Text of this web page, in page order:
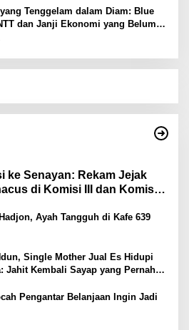
Tenggelam dalam Diam: Blue
dan Janji Ekonomi yang Belum
ke Senayan: Rekam Jejak
di Komisi III dan Komisi X
Ayah Tangguh di Kafe 639
Single Mother Jual Es Hidupi
Jahit Kembali Sayap yang Pernah
Pengantar Belanjaan Ingin Jadi